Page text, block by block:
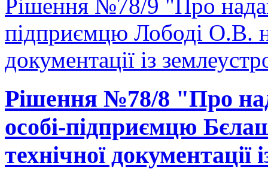
Рішення №78/9 "Про
підприємцю Лободі О.В.
документації із
Рішення №78/8 "Про
особі-підприємцю
технічної